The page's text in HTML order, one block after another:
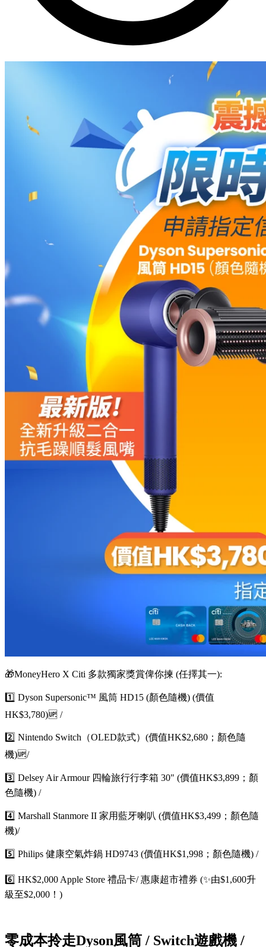
🎁MoneyHero X Citi 多款獨家獎賞俾你揀 (任擇其一):
1️⃣ Dyson Supersonic™ 風筒 HD15 (顏色隨機) (價值
HK$3,780)🆙 /
2️⃣ Nintendo Switch（OLED款式）(價值HK$2,680；顏色隨
機)🆙/
3️⃣ Delsey Air Armour 四輪旅行行李箱 30" (價值HK$3,899；顏
色隨機) /
4️⃣ Marshall Stanmore II 家用藍牙喇叭 (價值HK$3,499；顏色隨
機)/
5️⃣ Philips 健康空氣炸鍋 HD9743 (價值HK$1,998；顏色隨機) /
6️⃣ HK$2,000 Apple Store 禮品卡/ 惠康超市禮券 (✨由$1,600升
級至$2,000！)
零成本拎走Dyson風筒 / Switch遊戲機 /